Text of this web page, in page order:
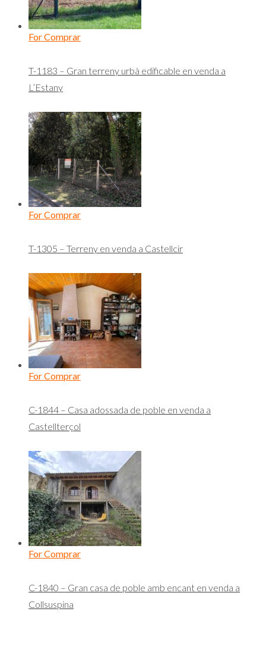
For Comprar
T-1183 – Gran terreny urbà edificable en venda a
L’Estany
For Comprar
T-1305 – Terreny en venda a Castellcir
For Comprar
C-1844 – Casa adossada de poble en venda a
Castellterçol
For Comprar
C-1840 – Gran casa de poble amb encant en venda a
Collsuspina